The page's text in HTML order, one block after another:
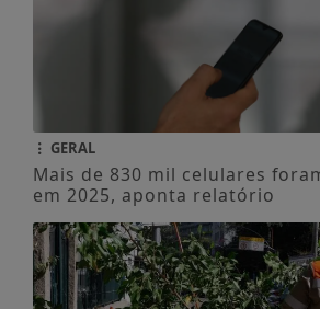
GERAL
Mais de 830 mil celulares
em 2025, aponta relatório